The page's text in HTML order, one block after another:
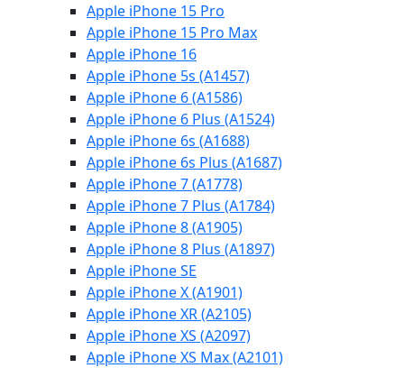
Apple iPhone 15 Pro
Apple iPhone 15 Pro Max
Apple iPhone 16
Apple iPhone 5s (A1457)
Apple iPhone 6 (A1586)
Apple iPhone 6 Plus (A1524)
Apple iPhone 6s (A1688)
Apple iPhone 6s Plus (A1687)
Apple iPhone 7 (A1778)
Apple iPhone 7 Plus (A1784)
Apple iPhone 8 (A1905)
Apple iPhone 8 Plus (A1897)
Apple iPhone SE
Apple iPhone X (A1901)
Apple iPhone XR (A2105)
Apple iPhone XS (A2097)
Apple iPhone XS Max (A2101)